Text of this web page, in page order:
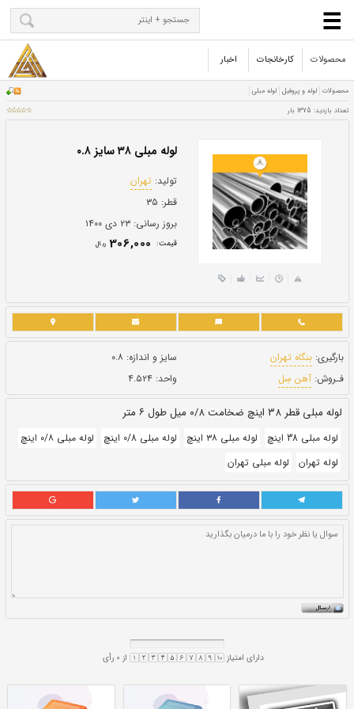
محصولات کارخانجات اخبار
لوله مبلی ۳۸ سایز ۰.۸
قطر:۳۵
بروز رسانی:
قيمت: 306,000 ريال
سایز و اندازه:۰.۸